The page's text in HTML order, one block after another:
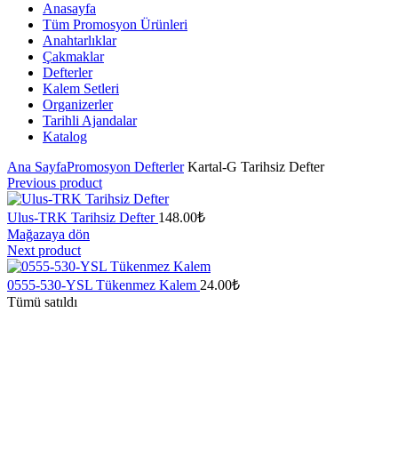
Promosyon Şapka
Promosyon Sekreter Bloknotlar
Promosyon Seramik ve Porselen Ürünler
Promosyon Speakerlar
Promosyon Tarihli Ajandalar
Promosyon Teknoloji Ürünleri
Promosyon Telefon Standları
Promosyon Termoslar
Promosyon Tişörtler
Anasayfa
Tüm Promosyon Ürünleri
Anahtarlıklar
Çakmaklar
Defterler
Kalem Setleri
Organizerler
Tarihli Ajandalar
Katalog
Ana SayfaPromosyon DefterlerKartal-G Tarihsiz Defter
Previous product
Ulus-TRK Tarihsiz Defter 148.00₺
Mağazaya dön
Next product
0555-530-YSL Tükenmez Kalem 24.00₺
Tümü satıldı